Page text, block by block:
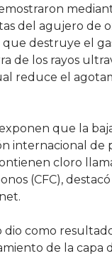
del agujero de
que destruye el
de los rayos
reduce el
que la
internacional de
cloro
(CFC), destacó
dio como
de la capa